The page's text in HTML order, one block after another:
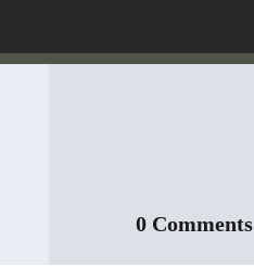
0 Comments